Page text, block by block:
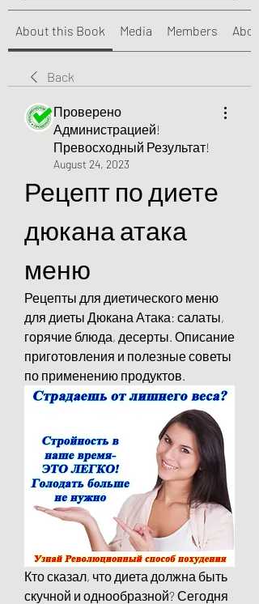
About this Book Media Members About
Back
Проверено
Администрацией!
Превосходный Результат!
August 24, 2023
Рецепт по диете
дюкана атака
меню
Рецепты для диетического меню
для диеты Дюкана Атака: салаты,
горячие блюда, десерты. Описание
приготовления и полезные советы
по применению продуктов.
Кто сказал, что диета должна быть
скучной и однообразной? Сегодня